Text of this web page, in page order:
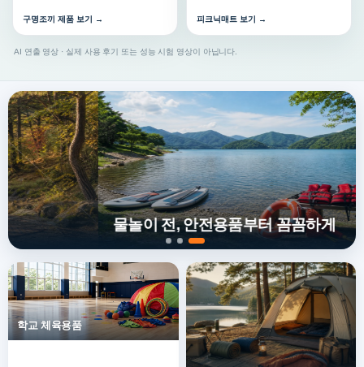
구명조끼 제품 보기 → 피크닉매트 보기 →
AI 연출 영상 · 실제 사용 후기 또는 성능 시험 영상이 아닙니다.